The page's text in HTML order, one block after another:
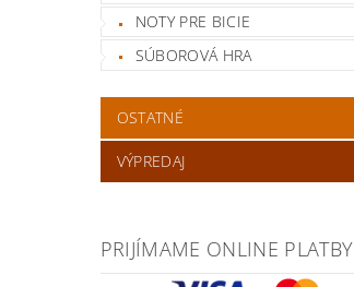
NOTY PRE BICIE
SÚBOROVÁ HRA
OSTATNÉ
VÝPREDAJ
PRIJÍMAME ONLINE PLATBY